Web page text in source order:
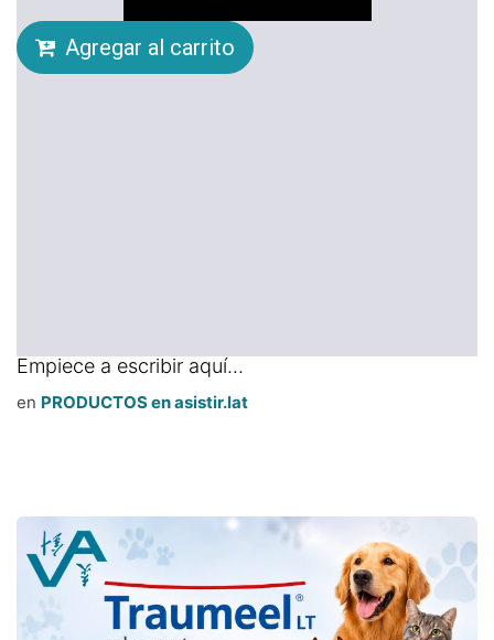
Agregar al carrito
Empiece a escribir aquí...
en PRODUCTOS en asistir.lat